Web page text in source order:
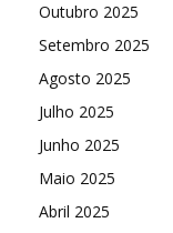
Outubro 2025
Setembro 2025
Agosto 2025
Julho 2025
Junho 2025
Maio 2025
Abril 2025